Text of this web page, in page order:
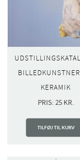
KERAMIK
PRIS: 25 KR.
TILFØJ TIL KURV